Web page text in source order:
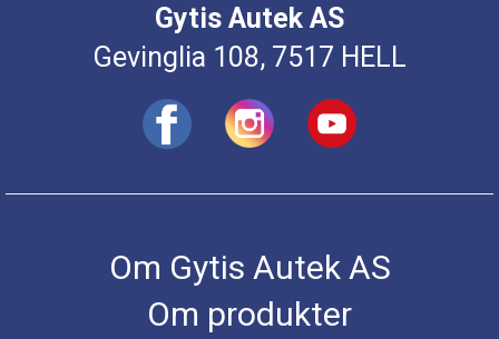
Gytis Autek AS
Gevinglia 108, 7517 HELL
Om Gytis Autek AS
Om produkter